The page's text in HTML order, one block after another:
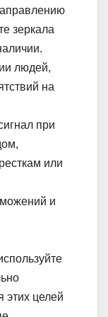
зеркала
людей,
на
при
или
и
этих целей